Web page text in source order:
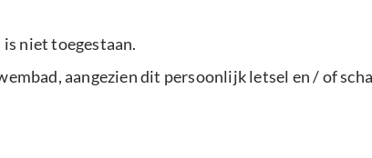
niet toegestaan.
aangezien dit persoonlijk letsel en / of